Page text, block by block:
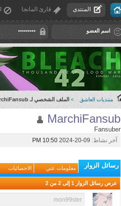
المنتدى قارئ المانجا
منتديات العاشق > الملف الشخصي لـ MarchiFansub
MarchiFansub
Fansuber
آخر نشاط: 10:50 PM
رسائل الزوار معلومات عني الاحصائيات
عرض رسائل الزوار 1 إلى 2 من 2
mon99ster